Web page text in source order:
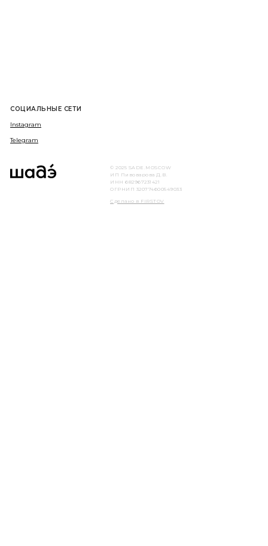
СОЦИАЛЬНЫЕ СЕТИ
Instagram
Telegram
© 2025 SADE.MOSCOW
ИП Пивоварова Д.В.
ИНН 682967231421
ОГРНИП 320774600549033
Сделано в FIRSTOV